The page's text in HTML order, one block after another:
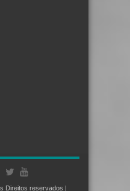
Direitos reservados |